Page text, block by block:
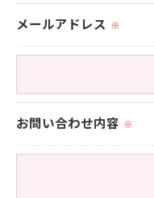
これらの委託先に対
置をとり、適切な監
当社では、個人情報
メールアドレス ※
お問い合わせ内容 ※